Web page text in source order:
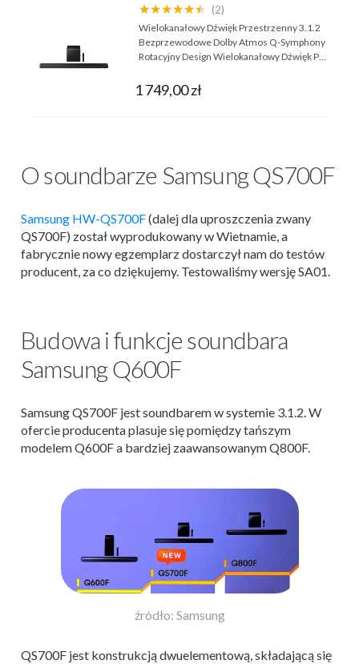
★★★★★★ (2)
Wielokanałowy Dźwięk Przestrzenny 3.1.2
Bezprzewodowe Dolby Atmos Q-Symphony
Rotacyjny Design Wielokanałowy Dźwięk P…
1 749,00 zł
O soundbarze Samsung QS700F
Samsung HW-QS700F(dalej dla uproszczenia zwany
QS700F) został wyprodukowany w Wietnamie, a
fabrycznie nowy egzemplarz dostarczył nam do testów
producent, za co dziękujemy. Testowaliśmy wersję SA01.
Budowa i funkcje soundbara
Samsung Q600F
Samsung QS700F jest soundbarem w systemie 3.1.2. W
ofercie producenta plasuje się pomiędzy tańszym
modelem Q600F a bardziej zaawansowanym Q800F.
źródło: Samsung
QS700F jest konstrukcją dwuelementową, składającą się